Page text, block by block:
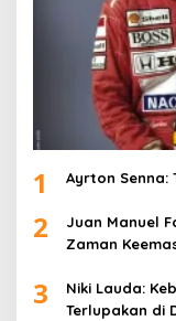
1 Ayrton Senna:
2
Juan Manuel
Zaman
3
Niki Lauda:
Terlupakan di